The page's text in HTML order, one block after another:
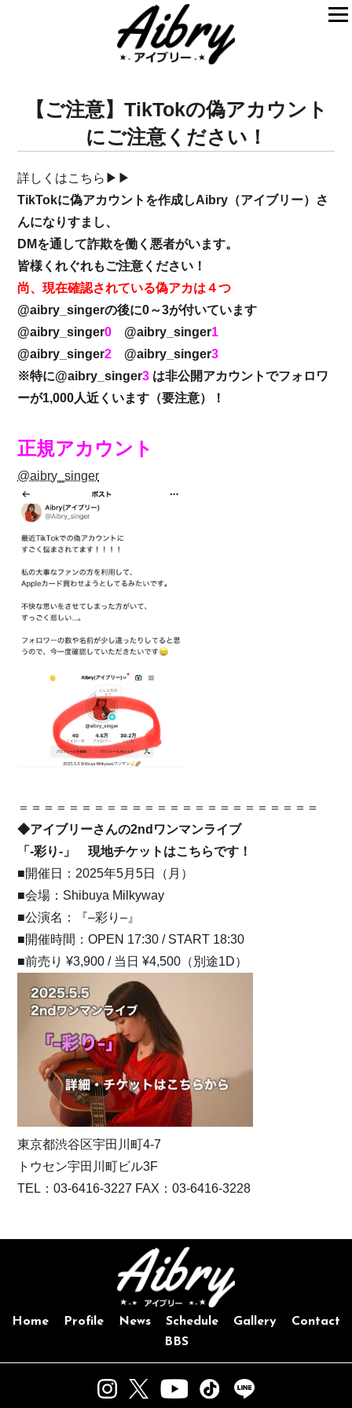
【ご注意】TikTokの偽アカウント
にご注意ください！
詳しくはこちら▶▶
TikTokに偽アカウントを作成しAibry（アイブリー）さ
んになりすまし、
DMを通して詐欺を働く悪者がいます。
皆様くれぐれもご注意ください！
尚、現在確認されている偽アカは４つ
@aibry_singerの後に0～3が付いています
@aibry_singer0 @aibry_singer1
@aibry_singer2 @aibry_singer3
※特に@aibry_singer3 は非公開アカウントでフォロワ
ーが1,000人近くいます（要注意）！
正規アカウント
@aibry_singer
＝＝＝＝＝＝＝＝＝＝＝＝＝＝＝＝＝＝＝＝＝＝＝＝
◆アイブリーさんの2ndワンマンライブ
「-彩り-」 現地チケットはこちらです！
■開催日：2025年5月5日（月）
■会場：Shibuya Milkyway
■公演名：『–彩り– 』
■開催時間：OPEN 17:30 / START 18:30
■前売り ¥3,900 / 当日 ¥4,500（別途1D）
東京都渋谷区宇田川町4-7
トウセン宇田川町ビル3F
TEL：03-6416-3227 FAX：03-6416-3228
Home Profile News Schedule Gallery
Contact
BBS